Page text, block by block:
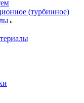
(турбинное)